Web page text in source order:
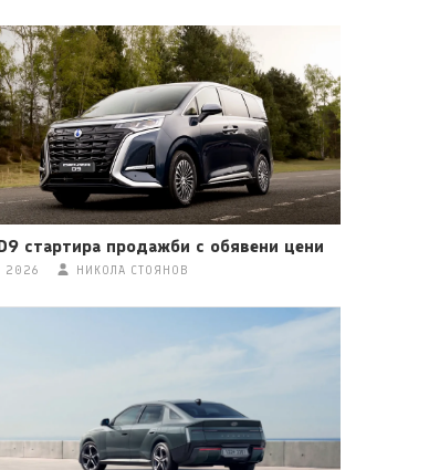
стартира продажби с обявени цени
2026 НИКОЛА СТОЯНОВ